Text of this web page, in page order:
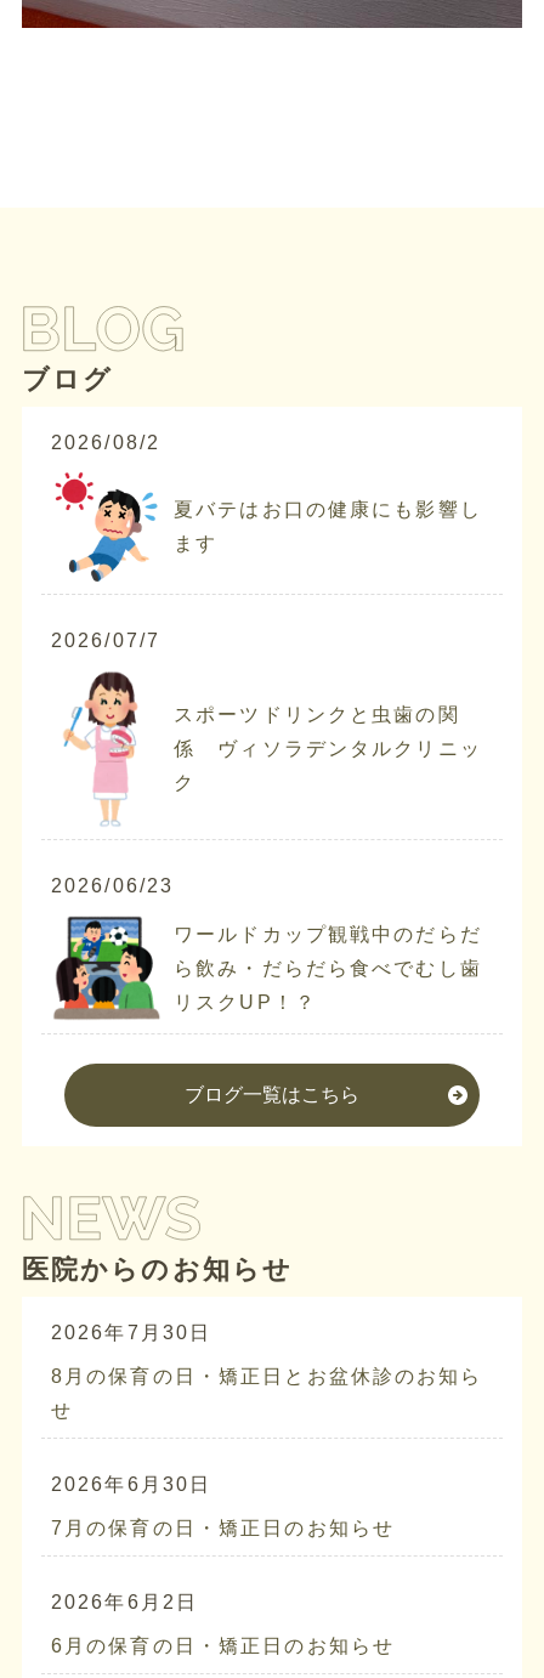
ブログ
2026/08/2
夏バテはお口の健康にも影響し
ます
2026/07/7
スポーツドリンクと虫歯の関
係 ヴィソラデンタルクリニッ
ク
2026/06/23
ワールドカップ観戦中のだらだ
ら飲み・だらだら食べでむし歯
リスクUP！？
ブログ一覧はこちら
医院からのお知らせ
2026年7月30日
8月の保育の日・矯正日とお盆休診のお知ら
せ
2026年6月30日
7月の保育の日・矯正日のお知らせ
2026年6月2日
6月の保育の日・矯正日のお知らせ